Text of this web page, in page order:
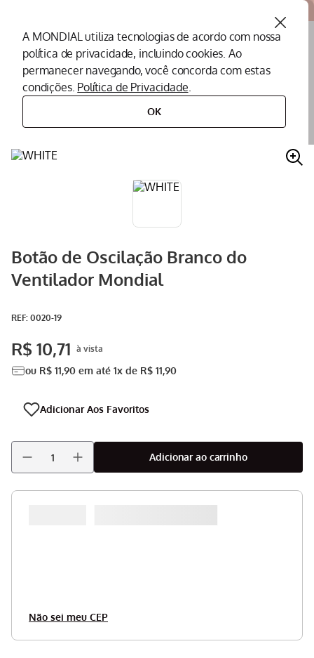
A MONDIAL utiliza tecnologias de acordo com nossa
política de privacidade, incluindo cookies. Ao
permanecer navegando, você concorda com estas
condições. Política de Privacidade.
OK
O que você procura?
peças para ventiladores
Botão de Oscilação Branco do
Ventilador Mondial
: 0020-19
R$ 10,71
ou R$ 11,90 em até 1x de R$ 11,90
Adicionar ao carrinho
Não sei meu CEP
2 Air Fryer
6º Secador
7 º Panificadora
10º Multiprocessador